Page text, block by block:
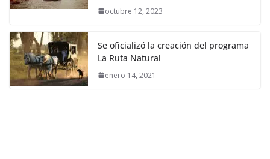
octubre 12, 2023
Se oficializó la creación del programa
La Ruta Natural
enero 14, 2021